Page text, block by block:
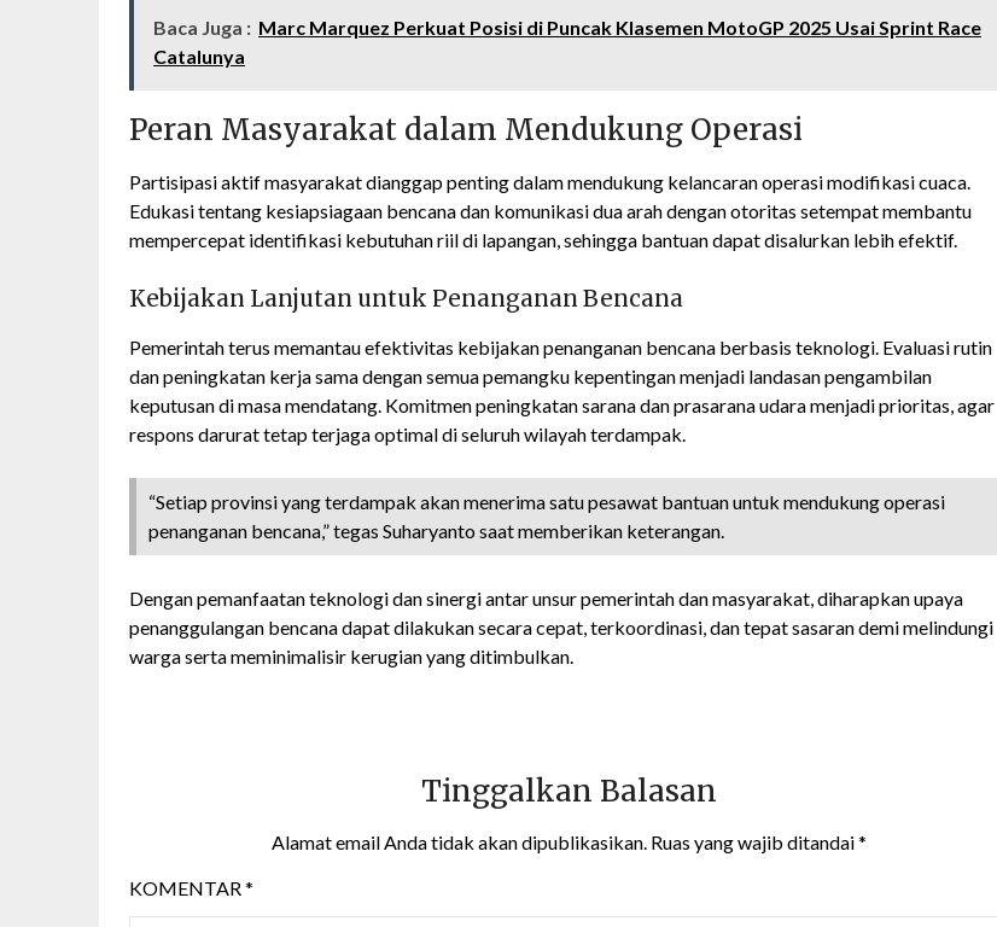
Baca Juga : Marc Marquez Perkuat Posisi di Puncak Klasemen MotoGP 2025 Usai Sprint Race
Catalunya
Peran Masyarakat dalam Mendukung Operasi
Partisipasi aktif masyarakat dianggap penting dalam mendukung kelancaran operasi modifikasi cuaca.
Edukasi tentang kesiapsiagaan bencana dan komunikasi dua arah dengan otoritas setempat membantu
mempercepat identifikasi kebutuhan riil di lapangan, sehingga bantuan dapat disalurkan lebih efektif.
Kebijakan Lanjutan untuk Penanganan Bencana
Pemerintah terus memantau efektivitas kebijakan penanganan bencana berbasis teknologi. Evaluasi rutin
dan peningkatan kerja sama dengan semua pemangku kepentingan menjadi landasan pengambilan
keputusan di masa mendatang. Komitmen peningkatan sarana dan prasarana udara menjadi prioritas, agar
respons darurat tetap terjaga optimal di seluruh wilayah terdampak.
“Setiap provinsi yang terdampak akan menerima satu pesawat bantuan untuk mendukung operasi
penanganan bencana,” tegas Suharyanto saat memberikan keterangan.
Dengan pemanfaatan teknologi dan sinergi antar unsur pemerintah dan masyarakat, diharapkan upaya
penanggulangan bencana dapat dilakukan secara cepat, terkoordinasi, dan tepat sasaran demi melindungi
warga serta meminimalisir kerugian yang ditimbulkan.
Tinggalkan Balasan
Alamat email Anda tidak akan dipublikasikan. Ruas yang wajib ditandai*
KOMENTAR*